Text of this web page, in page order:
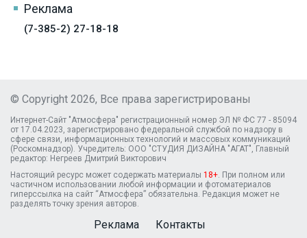
Реклама
(7-385-2) 27-18-18
© Copyright 2026, Все права зарегистрированы
Интернет-Сайт "Атмосфера" регистрационный номер ЭЛ № ФС 77 - 85094
от 17.04.2023, зарегистрировано федеральной службой по надзору в
сфере связи, информационных технологий и массовых коммуникаций
(Роскомнадзор). Учредитель: ООО "СТУДИЯ ДИЗАЙНА "АГАТ", Главный
редактор: Негреев Дмитрий Викторович
Настоящий ресурс может содержать материалы 18+ . При полном или
частичном использовании любой информации и фотоматериалов
гиперссылка на сайт “Атмосфера” обязательна. Редакция может не
разделять точку зрения авторов.
Реклама Контакты